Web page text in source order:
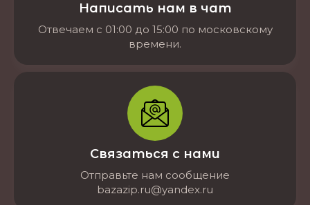
Написать нам в чат
Отвечаем с 01:00 до 15:00 по московскому
времени.
Связаться с нами
Отправьте нам сообщение
bazazip.ru@yandex.ru